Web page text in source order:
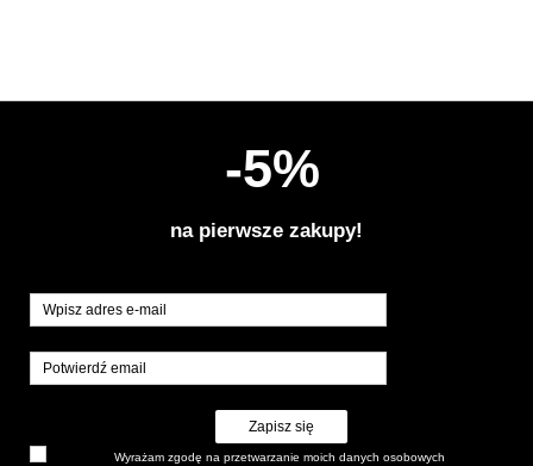
-5%
na pierwsze zakupy!
Zapisz się
Wyrażam zgodę na przetwarzanie moich danych osobowych